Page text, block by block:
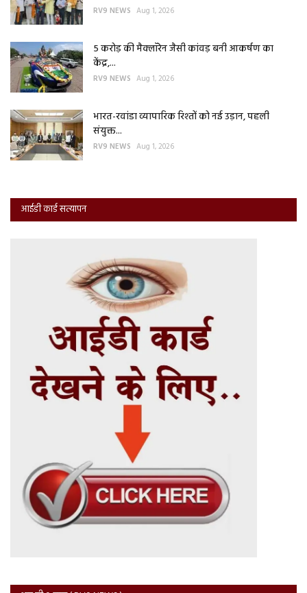
RV9 NEWS Aug 1, 2026
5 करोड़ की मैक्लॉरेन जैसी कांवड़ बनी आकर्षण का
केंद्र,...
RV9 NEWS Aug 1, 2026
भारत-रवांडा व्यापारिक रिश्तों को नई उड़ान, पहली
संयुक्त...
RV9 NEWS Aug 1, 2026
आईडी कार्ड सत्यापन